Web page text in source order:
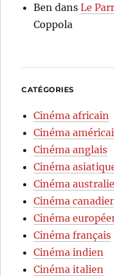
Ben dansLe
Coppola
CATÉGORIES
Cinéma africain
Cinéma
Cinéma anglais
Cinéma
Cinéma
Cinéma
Cinéma
Cinéma français
Cinéma indien
Cinéma italien